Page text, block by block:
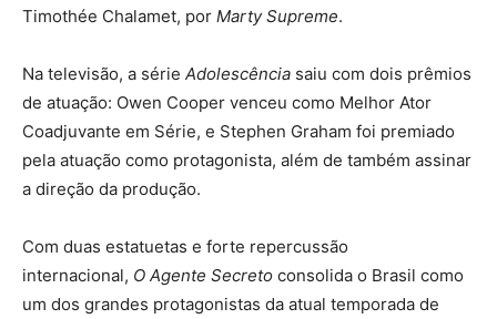
Timothée Chalamet, por Marty Supreme.
Na televisão, a série Adolescência saiu com dois prêmios
de atuação: Owen Cooper venceu como Melhor Ator
Coadjuvante em Série, e Stephen Graham foi premiado
pela atuação como protagonista, além de também assinar
a direção da produção.
Com duas estatuetas e forte repercussão
internacional, O Agente Secreto consolida o Brasil como
um dos grandes protagonistas da atual temporada de